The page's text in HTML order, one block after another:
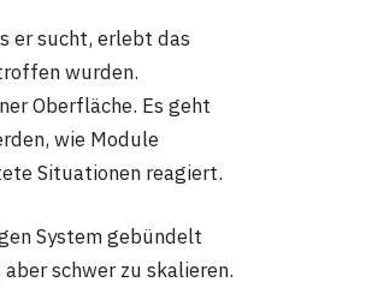
er sucht, erlebt das
wurden.
Oberfläche. Es geht
wie Module
Situationen reagiert.
System gebündelt
schwer zu skalieren.